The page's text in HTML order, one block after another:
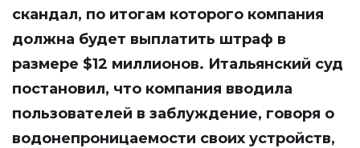
скандал, по итогам которого компания
должна будет выплатить штраф в
размере $12 миллионов. Итальянский суд
постановил, что компания вводила
пользователей в заблуждение, говоря о
водонепроницаемости своих устройств,